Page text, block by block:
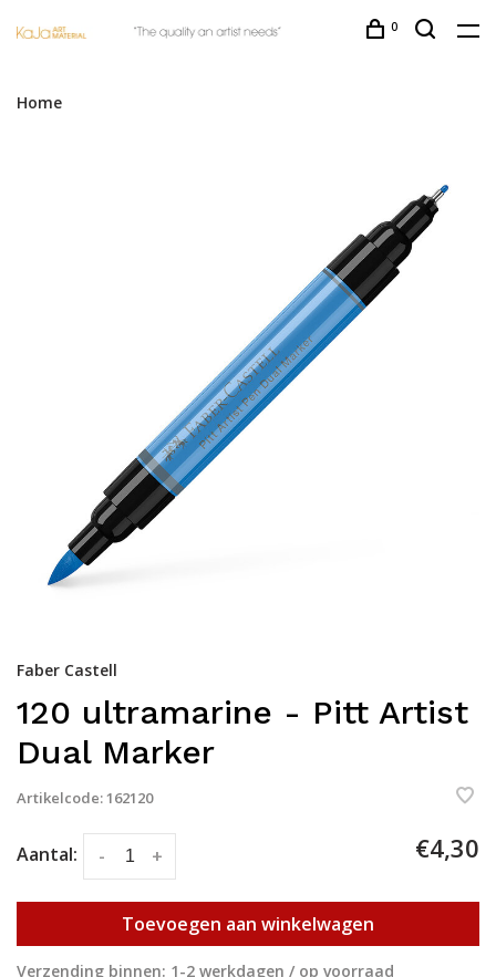
0
Home
Faber Castell
120 ultramarine - Pitt Artist
Dual Marker
Artikelcode:162120
Aantal: +
- €4,30
Toevoegen aan winkelwagen
Verzending binnen: 1-2 werkdagen / op voorraad